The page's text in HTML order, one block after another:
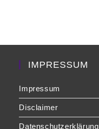
IMPRESSUM
Impressum
Disclaimer
Datenschutzerklärung